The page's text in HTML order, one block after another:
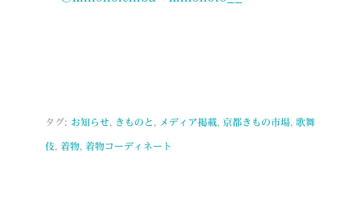
タグ: お知らせ きものと メディア掲載 京都きもの市場 歌舞
伎 着物 着物コーディネート